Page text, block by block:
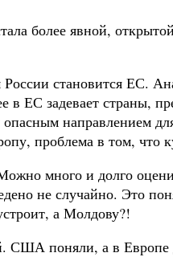
более явной,
становится ЕС.
в ЕС задевает страны,
направлением
проблема в том, что
много и долго
не случайно. Это
а Молдову?!
США поняли, а в Европе